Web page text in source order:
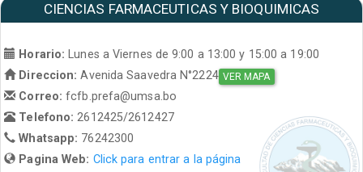
CIENCIAS FARMACEUTICAS Y BIOQUIMICAS
Horario: Lunes a Viernes de 9:00 a 13:00 y 15:00 a 19:00
Direccion: Avenida Saavedra N°2224 VER MAPA
Correo:fcfb.prefa@umsa.bo
Telefono:2612425/2612427
Whatsapp: 76242300
Pagina Web: Click para entrar a la página